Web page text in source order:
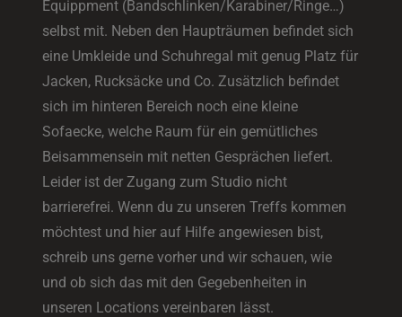
Equippment (Bandschlinken/Karabiner/Ringe…)
selbst mit. Neben den Haupträumen befindet sich
eine Umkleide und Schuhregal mit genug Platz für
Jacken, Rucksäcke und Co. Zusätzlich befindet
sich im hinteren Bereich noch eine kleine
Sofaecke, welche Raum für ein gemütliches
Beisammensein mit netten Gesprächen liefert.
Leider ist der Zugang zum Studio nicht
barrierefrei. Wenn du zu unseren Treffs kommen
möchtest und hier auf Hilfe angewiesen bist,
schreib uns gerne vorher und wir schauen, wie
und ob sich das mit den Gegebenheiten in
unseren Locations vereinbaren lässt.